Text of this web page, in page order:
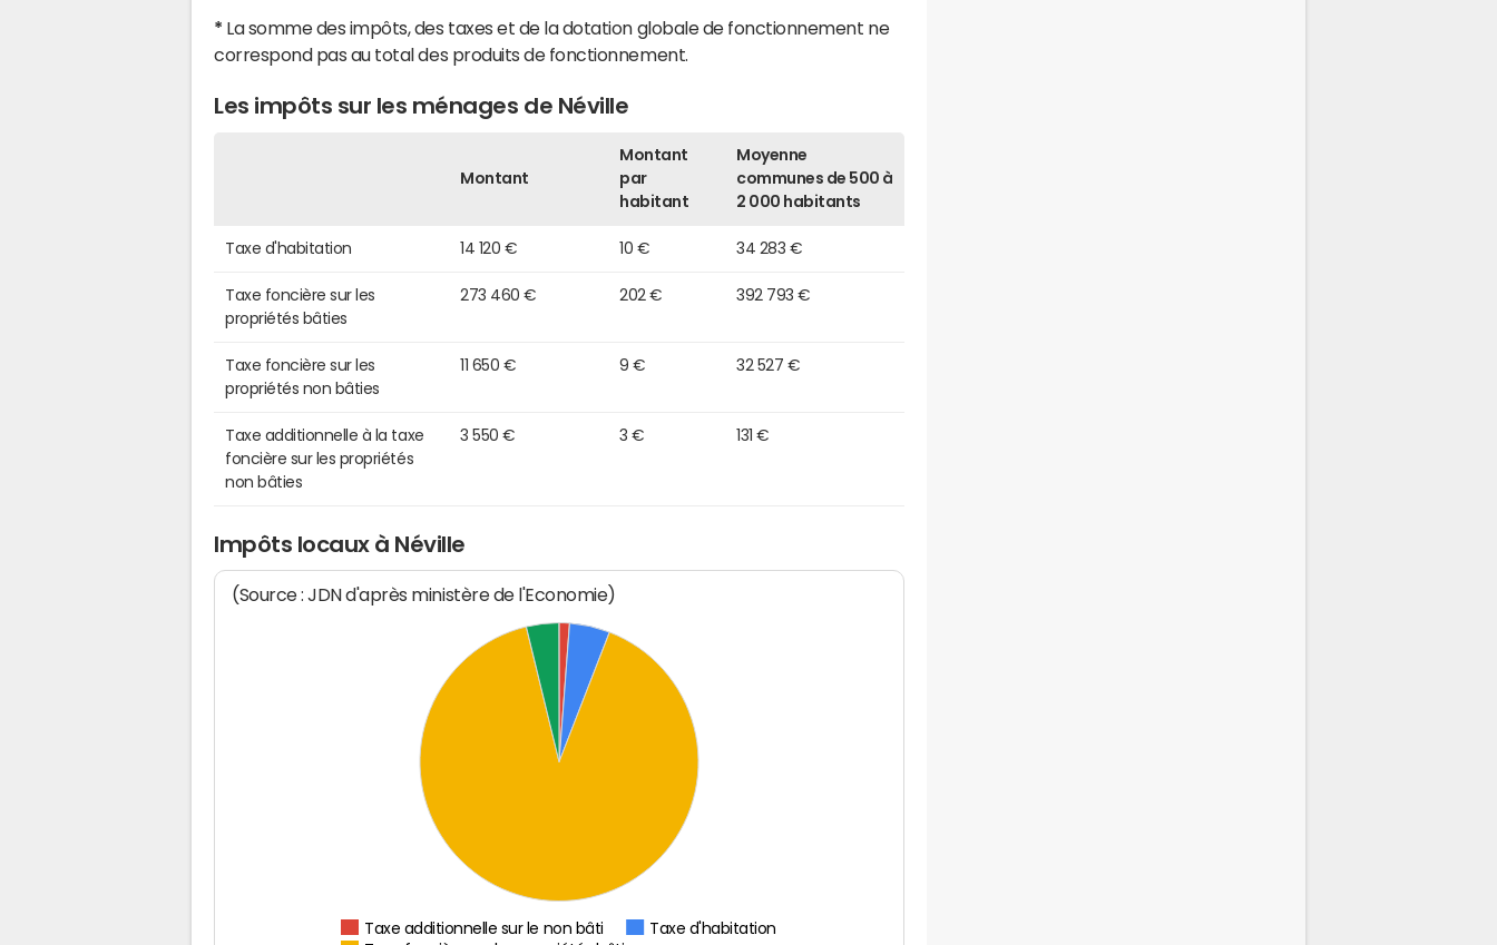
* La somme des impôts, des taxes et de la dotation globale de fonctionnement ne
correspond pas au total des produits de fonctionnement.
Les impôts sur les ménages de Néville
Montant
Montant
par
habitant
Moyenne
communes de 500 à
2 000 habitants
Taxe d'habitation 14 120 € 10 € 34 283 €
Taxe foncière sur les
propriétés bâties
273 460 € 202 € 392 793 €
Taxe foncière sur les
propriétés non bâties
11 650 € 9 € 32 527 €
Taxe additionnelle à la taxe
foncière sur les propriétés
non bâties
3 550 € 3 € 131 €
Impôts locaux à Néville
(Source : JDN d'après ministère de l'Economie)
Taxe additionnelle sur le non bâti Taxe d'habitation